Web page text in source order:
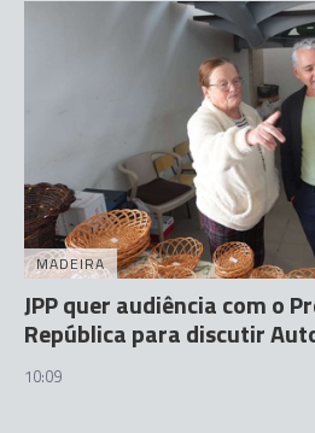
MADEIRA
JPP quer audiência com o
República para discutir
10:09